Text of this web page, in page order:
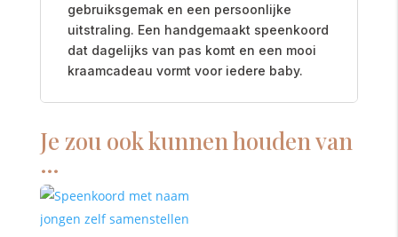
gebruiksgemak en een persoonlijke
uitstraling. Een handgemaakt speenkoord
dat dagelijks van pas komt en een mooi
kraamcadeau vormt voor iedere baby.
Je zou ook kunnen houden van
…